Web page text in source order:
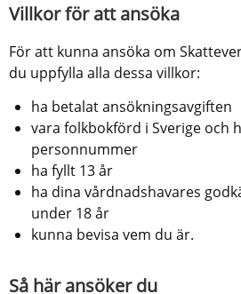
Villkor för att ansöka
För att kunna ansöka om
du uppfylla alla dessa villkor:
ha betalat ansökningsavgiften
vara folkbokförd i Sverige och
personnummer
ha fyllt 13 år
ha dina vårdnadshavares
under 18 år
kunna bevisa vem du är.
Så här ansöker du